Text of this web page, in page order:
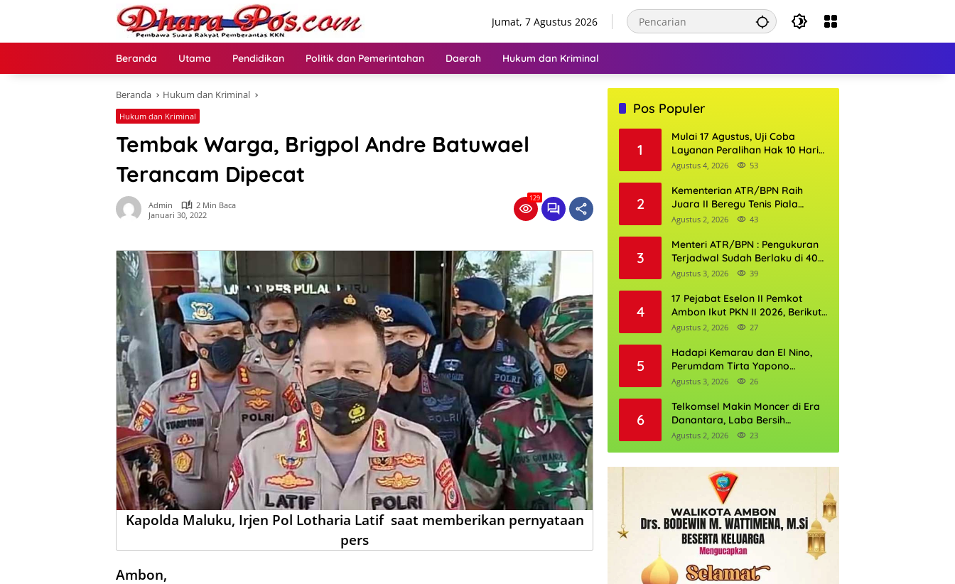
Jumat, 7 Agustus 2026
Beranda Utama Pendidikan Politik dan Pemerintahan Daerah Hukum dan Kriminal
Beranda Hukum dan Kriminal
Hukum dan Kriminal
Tembak Warga, Brigpol Andre Batuwael
Terancam Dipecat
Admin
2 Min Baca
Januari 30, 2022
129
Kapolda Maluku, Irjen Pol Lotharia Latif saat memberikan pernyataan
pers
Ambon,
Pos Populer
1
Mulai 17 Agustus, Uji Coba
Layanan Peralihan Hak 10 Hari
di 15 Kantor Pertanahan
Agustus 4, 2026 53
2
Kementerian ATR/BPN Raih
Juara II Beregu Tenis Piala
Gubernur DKI Jakarta 2026
Agustus 2, 2026 43
3
Menteri ATR/BPN : Pengukuran
Terjadwal Sudah Berlaku di 400
Kantor Pertanahan
Agustus 3, 2026 39
4
17 Pejabat Eselon II Pemkot
Ambon Ikut PKN II 2026, Berikut
Daftarnya
Agustus 2, 2026 27
5
Hadapi Kemarau dan El Nino,
Perumdam Tirta Yapono
Perkuat Cadangan Air Ambon
Agustus 3, 2026 26
6
Telkomsel Makin Moncer di Era
Danantara, Laba Bersih
Semester I 2026 Tembus Rp10,4
Agustus 2, 2026 23